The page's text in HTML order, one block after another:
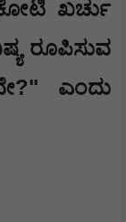
ಕೋಟಿ ಖರ್ಚು
ರೂಪಿಸುವ
?" ಎಂದು